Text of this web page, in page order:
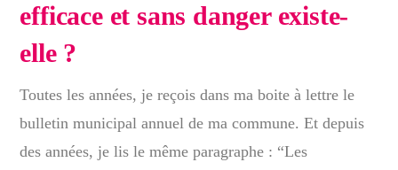
efficace et sans danger existe-
elle ?
Toutes les années, je reçois dans ma boite à lettre le
bulletin municipal annuel de ma commune. Et depuis
des années, je lis le même paragraphe : “Les